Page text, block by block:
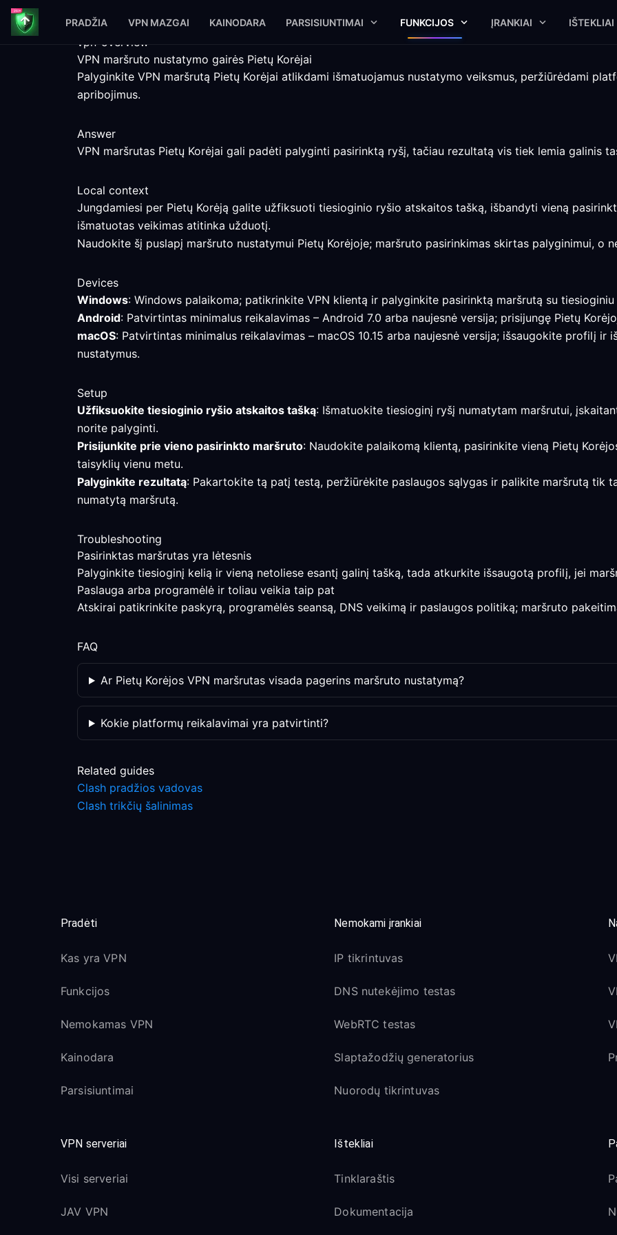
PRADŽIA VPN MAZGAI KAINODARA PARSISIUNTIMAI FUNKCIJOS ĮRANKIAI IŠTEKLIAI
vpn-overview
VPN maršruto nustatymo gairės Pietų Korėjai
Palyginkite VPN maršrutą Pietų Korėjai atlikdami išmatuojamus nustatymo veiksmus, peržiūrėdami
apribojimus.
Answer
VPN maršrutas Pietų Korėjai gali padėti palyginti pasirinktą ryšį, tačiau rezultatą vis tiek lemia galinis
Local context
Jungdamiesi per Pietų Korėją galite užfiksuoti tiesioginio ryšio atskaitos tašką, išbandyti vieną
išmatuotas veikimas atitinka užduotį.
Naudokite šį puslapį maršruto nustatymui Pietų Korėjoje; maršruto pasirinkimas skirtas palyginimui, o
Devices
Windows: Windows palaikoma; patikrinkite VPN klientą ir palyginkite pasirinktą maršrutą su tiesioginiu
Android: Patvirtintas minimalus reikalavimas – Android 7.0 arba naujesnė versija; prisijungę Pietų
macOS: Patvirtintas minimalus reikalavimas – macOS 10.15 arba naujesnė versija; išsaugokite profilį ir
nustatymus.
Setup
Užfiksuokite tiesioginio ryšio atskaitos tašką: Išmatuokite tiesioginį ryšį numatytam maršrutui,
norite palyginti.
Prisijunkite prie vieno pasirinkto maršruto: Naudokite palaikomą klientą, pasirinkite vieną Pietų
taisyklių vienu metu.
Palyginkite rezultatą: Pakartokite tą patį testą, peržiūrėkite paslaugos sąlygas ir palikite maršrutą tik
numatytą maršrutą.
Troubleshooting
Pasirinktas maršrutas yra lėtesnis
Palyginkite tiesioginį kelią ir vieną netoliese esantį galinį tašką, tada atkurkite išsaugotą profilį, jei
Paslauga arba programėlė ir toliau veikia taip pat
Atskirai patikrinkite paskyrą, programėlės seansą, DNS veikimą ir paslaugos politiką; maršruto
FAQ
Ar Pietų Korėjos VPN maršrutas visada pagerins maršruto nustatymą?
Kokie platformų reikalavimai yra patvirtinti?
Related guides
Clash pradžios vadovas
Clash trikčių šalinimas
Pradėti
Kas yra VPN
Funkcijos
Nemokamas VPN
Kainodara
Parsisiuntimai
Nemokami įrankiai
IP tikrintuvas
DNS nutekėjimo testas
WebRTC testas
Slaptažodžių generatorius
Nuorodų tikrintuvas
VPN serveriai
Visi serveriai
JAV VPN
Ištekliai
Tinklaraštis
Dokumentacija